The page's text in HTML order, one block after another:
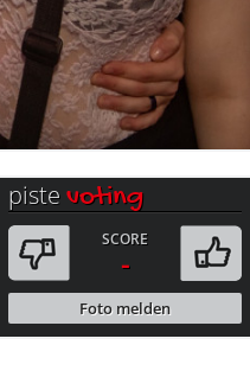
pistevoting
SCORE
-
Foto melden